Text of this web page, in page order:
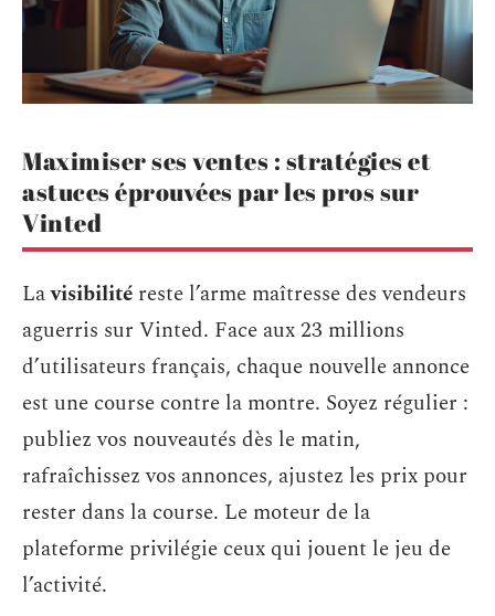
Maximiser ses ventes : stratégies et
astuces éprouvées par les pros sur
Vinted
Lavisibilité reste l’arme maîtresse des vendeurs
aguerris sur Vinted. Face aux 23 millions
d’utilisateurs français, chaque nouvelle annonce
est une course contre la montre. Soyez régulier :
publiez vos nouveautés dès le matin,
rafraîchissez vos annonces, ajustez les prix pour
rester dans la course. Le moteur de la
plateforme privilégie ceux qui jouent le jeu de
l’activité.